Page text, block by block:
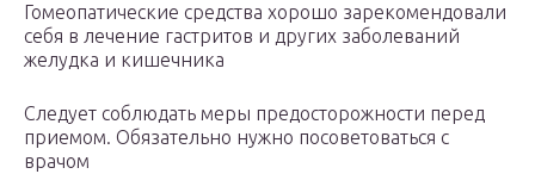
Гомеопатические средства хорошо зарекомендовали
себя в лечение гастритов и других заболеваний
желудка и кишечника
Следует соблюдать меры предосторожности перед
приемом. Обязательно нужно посоветоваться с
врачом